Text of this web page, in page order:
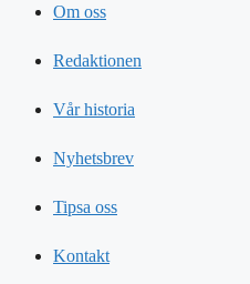
Om oss
Redaktionen
Vår historia
Nyhetsbrev
Tipsa oss
Kontakt